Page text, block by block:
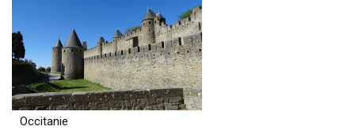
Occitanie